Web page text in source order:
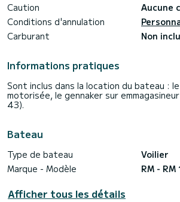
Caution
Aucune
Conditions d'annulation
Carburant
Non
Informations pratiques
Sont inclus dans la location du bateau :
motorisée, le gennaker sur
43).
Bateau
Type de bateau
Voilier
Marque - Modèle
RM - RM
Afficher tous les détails